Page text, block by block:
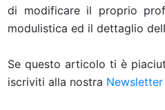
di modificare il proprio
modulistica ed il dettaglio
Se questo articolo ti è
iscriviti alla nostra